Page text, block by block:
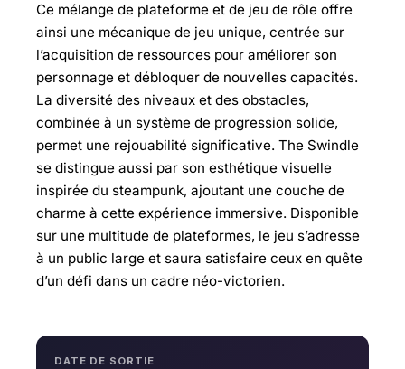
Ce mélange de plateforme et de jeu de rôle offre
ainsi une mécanique de jeu unique, centrée sur
l’acquisition de ressources pour améliorer son
personnage et débloquer de nouvelles capacités.
La diversité des niveaux et des obstacles,
combinée à un système de progression solide,
permet une rejouabilité significative. The Swindle
se distingue aussi par son esthétique visuelle
inspirée du steampunk, ajoutant une couche de
charme à cette expérience immersive. Disponible
sur une multitude de plateformes, le jeu s’adresse
à un public large et saura satisfaire ceux en quête
d’un défi dans un cadre néo-victorien.
DATE DE SORTIE